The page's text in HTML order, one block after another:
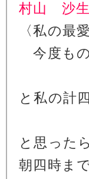
村山 沙生
〈私の最
今度も
と私の計
と思った
朝四時ま